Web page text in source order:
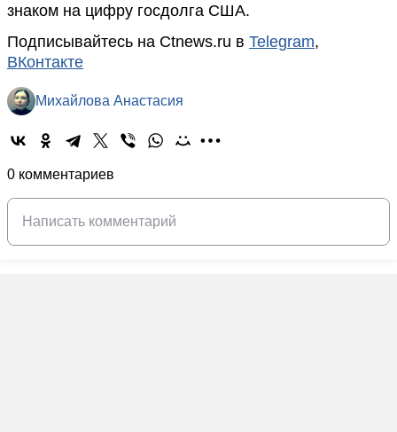
знаком на цифру госдолга США.
Подписывайтесь на Ctnews.ru в Telegram,
ВКонтакте
Михайлова Анастасия
0 комментариев